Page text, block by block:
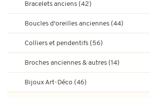
Broches anciennes & autres
Bijoux Art-Déco
Bagues Art-Déco
Bijoux Tank
Bagues de
Bagues
Bracelets anciens (42)
Boucles d'oreilles anciennes (44)
Colliers et pendentifs (56)
Broches anciennes & autres (14)
Bijoux Art-Déco (46)